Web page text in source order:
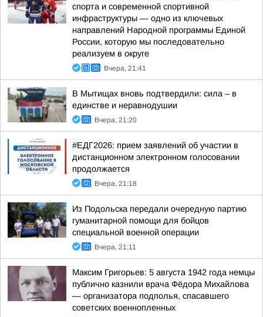
спорта и современной спортивной
инфраструктуры — одно из ключевых
направлений Народной программы Единой
России, которую мы последовательно
реализуем в округе
Вчера, 21:41
В Мытищах вновь подтвердили: сила – в
единстве и неравнодушии
Вчера, 21:20
#ЕДГ2026: прием заявлений об участии в
дистанционном электронном голосовании
продолжается
Вчера, 21:18
Из Подольска передали очередную партию
гуманитарной помощи для бойцов
специальной военной операции
Вчера, 21:11
Максим Григорьев: 5 августа 1942 года немцы
публично казнили врача Фёдора Михайлова
— организатора подполья, спасавшего
советских военнопленных